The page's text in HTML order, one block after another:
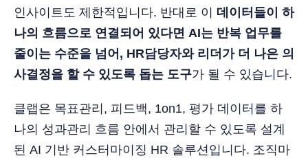
인사이트도 제한적입니다. 반대로 이 데이터들이 하
나의 흐름으로 연결되어 있다면 AI는 반복 업무를
줄이는 수준을 넘어, HR담당자와 리더가 더 나은 의
사결정을 할 수 있도록 돕는 도구가 될 수 있습니다.
클랩은 목표관리, 피드백, 1on1, 평가 데이터를 하
나의 성과관리 흐름 안에서 관리할 수 있도록 설계
된 AI 기반 커스터마이징 HR 솔루션입니다. 조직마